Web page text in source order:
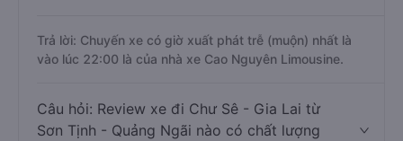
Trả lời: Chuyến xe có giờ xuất phát trễ (muộn) nhất là
vào lúc 22:00 là của nhà xe Cao Nguyên Limousine.
Câu hỏi: Review xe đi Chư Sê - Gia Lai từ
Sơn Tịnh - Quảng Ngãi nào có chất lượng